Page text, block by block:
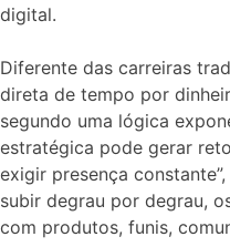
digital.
Diferente das carreiras
direta de tempo por
segundo uma lógica
estratégica pode gerar
exigir presença
subir degrau por degrau,
com produtos, funis,